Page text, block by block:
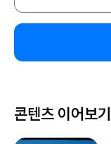
콘텐츠 이어보기